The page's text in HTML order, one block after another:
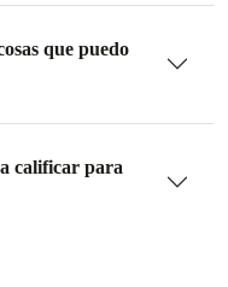
que puedo
calificar para